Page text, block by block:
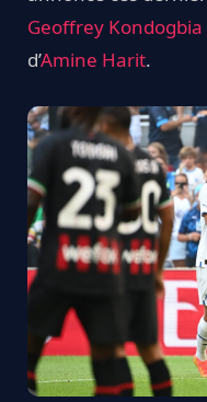
Geoffrey Kondogbia
d’Amine Harit.